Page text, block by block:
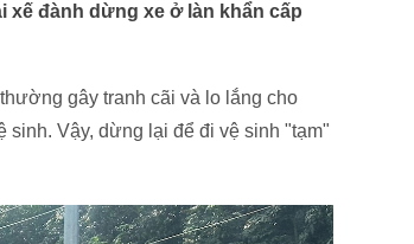
xế đành dừng xe ở làn khẩn cấp
gây tranh cãi và lo lắng cho
sinh. Vậy, dừng lại để đi vệ sinh "tạm"